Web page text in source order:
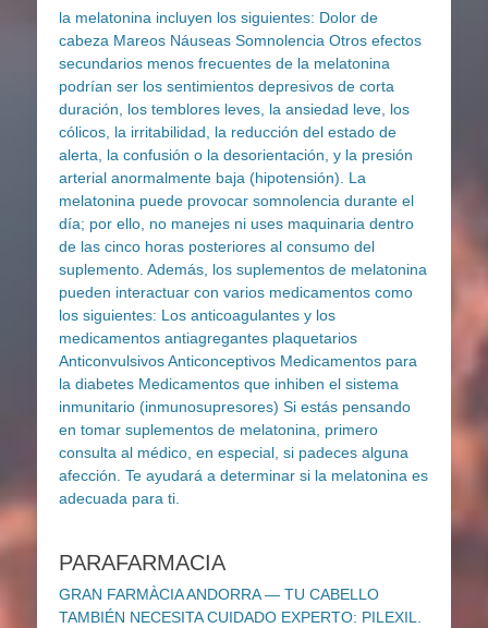
PARAFARMACIA
GRAN FARMÀCIA ANDORRA — TU CABELLO
TAMBIÉN NECESITA CUIDADO EXPERTO: PILEXIL.